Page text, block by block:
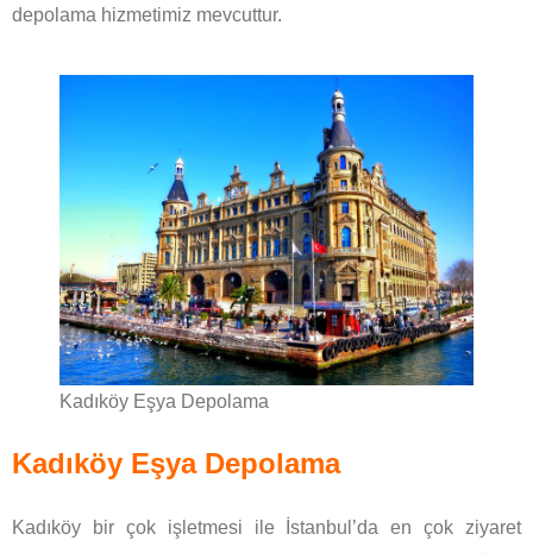
depolama hizmetimiz mevcuttur.
Kadıköy Eşya Depolama
Kadıköy Eşya Depolama
Kadıköy bir çok işletmesi ile İstanbul’da en çok ziyaret